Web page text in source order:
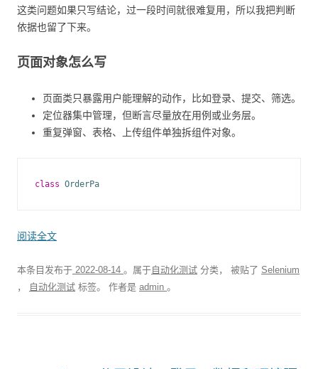
这类问题如果只写结论，过一段时间就很难复用，所以我把判断
依据也留了下来。
页面对象怎么写
页面类只暴露用户能理解的动作，比如登录、提交、筛选。
定位器集中管理，但断言尽量放在用例或业务层。
重复弹窗、表格、上传组件单独拆组件对象。
class OrderPa
阅读全文
本条目发布于 2022-08-14 。属于自动化测试 分类， 被贴了 Selenium
，
自动化测试 标签。 作者是 admin 。